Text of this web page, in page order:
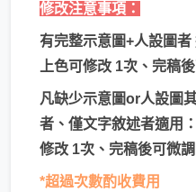
修改注意事項：
有完整示意圖+人設圖者
上色可修改 1次、完稿
凡缺少示意圖or人設圖
者、僅文字敘述者適用
修改 1次、完稿後可微
​*超過次數酌收費用